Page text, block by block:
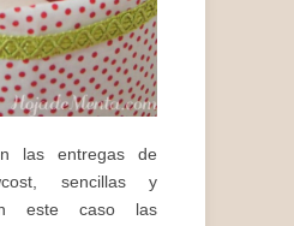
las entregas de
sencillas y
este caso las